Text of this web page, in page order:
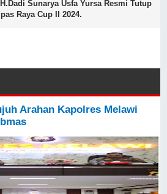
Sunarya Usfa Yursa Resmi Tutup
Raya Cup II 2024.
Arahan Kapolres Melawi